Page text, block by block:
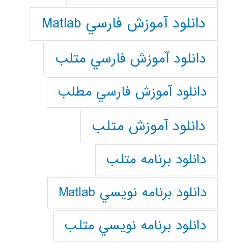
دانلود آموزش فارسي Matlab
دانلود آموزش فارسي متلب
دانلود آموزش فارسي مطلب
دانلود آموزش متلب
دانلود برنامه متلب
دانلود برنامه نويسي Matlab
دانلود برنامه نويسي متلب